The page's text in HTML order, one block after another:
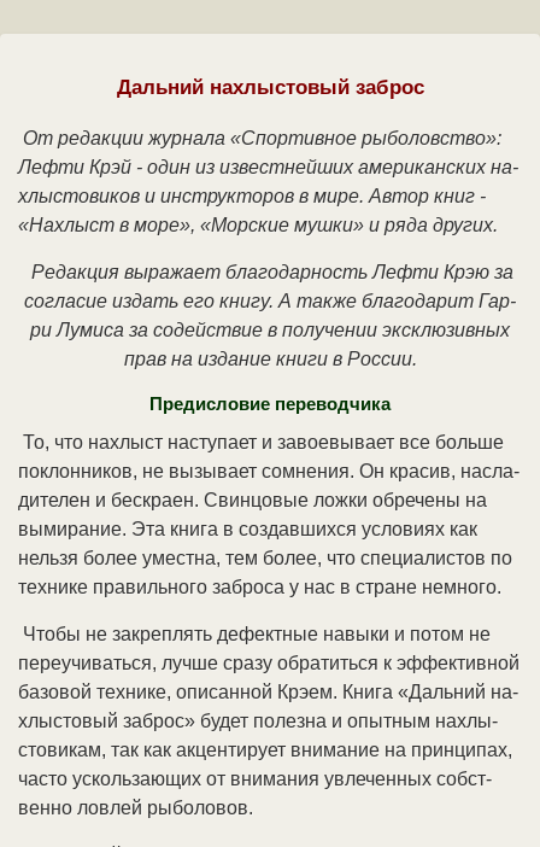
Дальний нахлыстовый заброс
От ре­дак­ции жур­на­ла «Спор­тив­ное ры­бо­лов­ст­во»:
Леф­ти Крэй - один из из­вест­ней­ших аме­ри­кан­ских на­
хлы­сто­ви­ков и ин­ст­рук­то­ров в ми­ре. Ав­тор книг -
«На­хлыст в мо­ре», «Мор­ские муш­ки» и ря­да дру­гих.
Ре­дак­ция вы­ра­жа­ет бла­го­дар­ность Леф­ти Крэ­ю за
со­гла­сие из­дать его кни­гу. А так­же бла­го­да­рит Гар­
ри Лу­ми­са за со­дей­ст­вие в по­лу­че­нии экс­клю­зив­ных
прав на из­да­ние кни­ги в Рос­сии.
Пре­ди­сло­вие пе­ре­во­дчи­ка
То, что на­хлыст на­сту­па­ет и за­вое­вы­ва­ет все боль­ше
по­клон­ни­ков, не вы­зы­ва­ет со­мне­ния. Он кра­сив, на­сла­
ди­те­лен и бес­кра­ен. Свин­цо­вые лож­ки об­ре­че­ны на
вы­ми­ра­ние. Эта кни­га в соз­дав­ших­ся ус­ло­ви­ях как
нель­зя бо­лее уме­ст­на, тем бо­лее, что спе­циа­ли­стов по
тех­ни­ке пра­виль­но­го за­бро­са у нас в стра­не не­мно­го.
Что­бы не за­кре­п­лять де­фект­ные на­вы­ки и по­том не
пе­ре­учи­вать­ся, луч­ше сра­зу об­ра­тить­ся к эф­фек­тив­ной
ба­зо­вой тех­ни­ке, опи­сан­ной Крэ­ем. Кни­га «Даль­ний на­
хлы­сто­вый за­брос» бу­дет по­лез­на и опыт­ным на­хлы­
сто­ви­кам, так как ак­цен­ти­ру­ет вни­ма­ние на прин­ци­пах,
час­то ус­коль­заю­щих от вни­ма­ния ув­ле­чен­ных соб­ст­
вен­но лов­лей ры­бо­ло­вов.